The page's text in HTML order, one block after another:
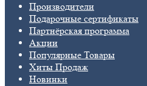
Производители
Подарочные сертификаты
Партнёрская программа
Акции
Популярные Товары
Хиты Продаж
Новинки